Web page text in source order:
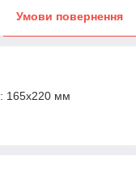
Умови повернення
165x220 мм